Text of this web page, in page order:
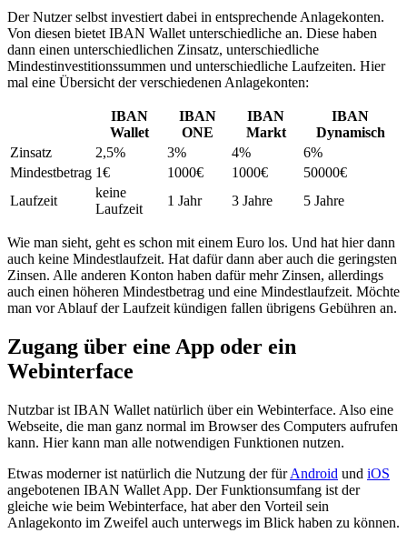
Der Nutzer selbst investiert dabei in entsprechende Anlagekonten.
Von diesen bietet IBAN Wallet unterschiedliche an. Diese haben
dann einen unterschiedlichen Zinsatz, unterschiedliche
Mindestinvestitionssummen und unterschiedliche Laufzeiten. Hier
mal eine Übersicht der verschiedenen Anlagekonten:
IBAN
Wallet
IBAN
ONE
IBAN
Markt
IBAN
Dynamisch
Zinsatz
2,5% 3% 4%
6%
Mindestbetrag 1€ 1000€ 1000€
50000€
Laufzeit
keine
Laufzeit
1 Jahr 3 Jahre 5 Jahre
Wie man sieht, geht es schon mit einem Euro los. Und hat hier dann
auch keine Mindestlaufzeit. Hat dafür dann aber auch die geringsten
Zinsen. Alle anderen Konton haben dafür mehr Zinsen, allerdings
auch einen höheren Mindestbetrag und eine Mindestlaufzeit. Möchte
man vor Ablauf der Laufzeit kündigen fallen übrigens Gebühren an.
Zugang über eine App oder ein
Webinterface
Nutzbar ist IBAN Wallet natürlich über ein Webinterface. Also eine
Webseite, die man ganz normal im Browser des Computers aufrufen
kann. Hier kann man alle notwendigen Funktionen nutzen.
Etwas moderner ist natürlich die Nutzung der fürAndroid und iOS
angebotenen IBAN Wallet App. Der Funktionsumfang ist der
gleiche wie beim Webinterface, hat aber den Vorteil sein
Anlagekonto im Zweifel auch unterwegs im Blick haben zu können.